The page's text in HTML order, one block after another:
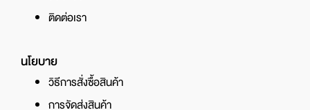
ติดต่อเรา
นโยบาย
วิธีการสั่งซื้อสินค้า
การจัดส่งสินค้า